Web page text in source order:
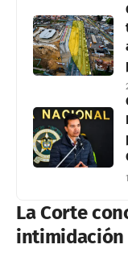
La Corte